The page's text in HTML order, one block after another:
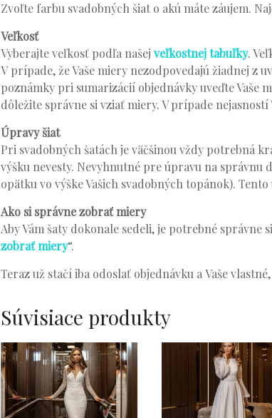
Zvoľte farbu svadobných šiat o akú máte záujem.
Veľkosť
Vyberajte veľkosť podľa našejveľkostnej tabuľky.
V prípade, že Vaše miery nezodpovedajú žiadnej z
poznámky pri sumarizácií objednávky uveďte Vaše
dôležite správne si vziať miery. V prípade nejasností
Úpravy šiat
Pri svadobných šatách je väčšinou vždy potrebná
výšku nevesty. Nevyhnutné pre úpravu na
opätku vo výške Vašich svadobných topánok).
Ako si správne zobrať miery
Aby Vám šaty dokonale sedeli, je potrebné
zobrať miery“.
Teraz už stačí iba odoslať objednávku a Vaše
Súvisiace produkty